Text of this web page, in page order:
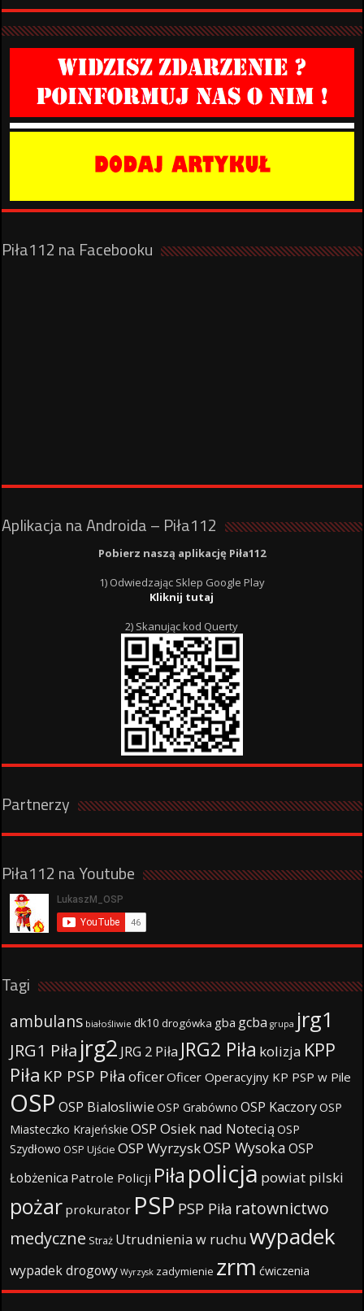
Piła112 na Facebooku
Aplikacja na Androida – Piła112
Pobierz naszą aplikację Piła112
1) Odwiedzając Sklep Google Play
Kliknij tutaj
2) Skanując kod Querty
Partnerzy
Piła112 na Youtube
Tagi
ambulans białośliwie dk10 drogówka gba gcba grupa jrg1
JRG1 Piła jrg2 JRG 2 Piła JRG2 Piła kolizja KPP
Piła KP PSP Piła oficerOficer Operacyjny KP PSP w Pile
OSP OSP Bialosliwie OSP Grabówno OSP KaczoryOSP
Miasteczko Krajeńskie OSP Osiek nad Notecią OSP
Szydłowo OSP Ujście OSP WyrzyskOSP WysokaOSP
Łobżenica Patrole Policji Piła policja powiat pilski
pożar prokurator PSP PSP Piła ratownictwo
medyczne Straż Utrudnienia w ruchu wypadek
wypadek drogowy Wyrzysk zadymienie zrm ćwiczenia